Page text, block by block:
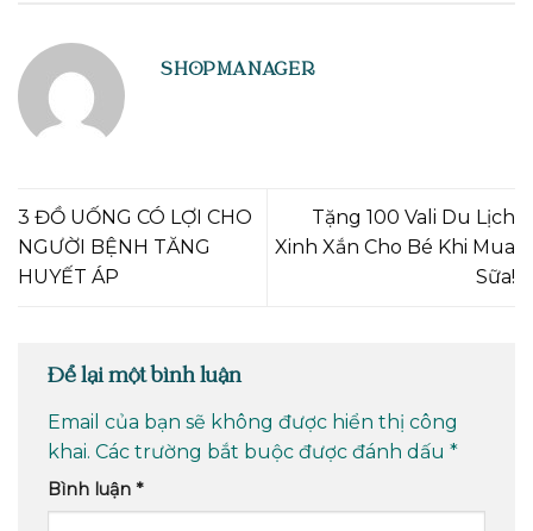
SHOPMANAGER
3 ĐỒ UỐNG CÓ LỢI CHO
NGƯỜI BỆNH TĂNG
HUYẾT ÁP
Tặng 100 Vali Du Lịch
Xinh Xắn Cho Bé Khi Mua
Sữa!
Để lại một bình luận
Email của bạn sẽ không được hiển thị công
khai. Các trường bắt buộc được đánh dấu *
Bình luận *